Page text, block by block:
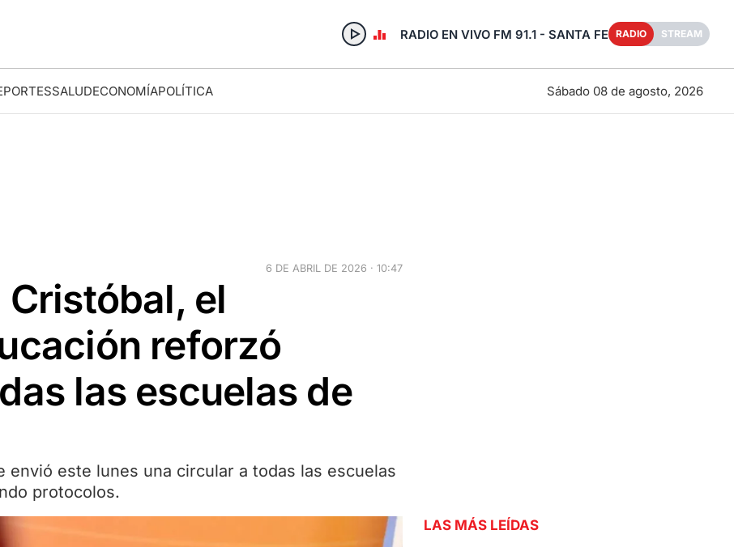
RADIO EN VIVO FM 91.1 - SANTA FE RADIO STREAM
SALUDECONOMÍAPOLÍTICA Sábado 08 de agosto, 2026
6 DE ABRIL DE 2026 · 10:47
Cristóbal, el
reforzó
las escuelas de
envió este lunes una circular a todas las escuelas
protocolos.
LAS MÁS LEÍDAS